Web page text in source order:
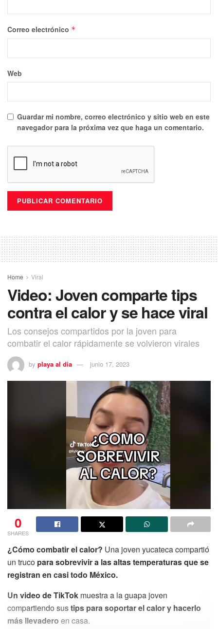
Correo electrónico *
Web
Guardar mi nombre, correo electrónico y sitio web en este
navegador para la próxima vez que haga un comentario.
Home Viral
Video: Joven comparte tips
contra el calor y se hace viral
Los consejos compartidos por la joven para
combatir el calor rápidamente se volvieron virales
by playa al dia junio 17, 2023
0
SHARES
¿Cómo combatir el calor? Una joven yucateca compartió
un truco para sobrevivir a las altas temperaturas que se
registran en casi todo México.
Un video de TikTok muestra a la guapa joven
compartiendo sustips para soportar el calor y hacerlo
más llevadero en casa.